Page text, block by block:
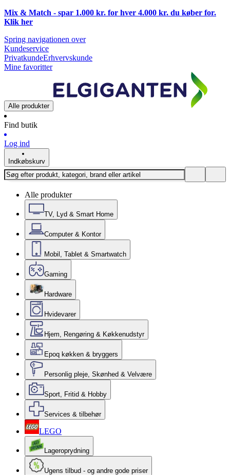
Mix & Match - spar 1.000 kr. for hver 4.000 kr. du køber for.
Klik her
Spring navigationen over
Kundeservice
PrivatkundeErhvervskunde
Mine favoritter
Alle produkter
Find butik
Log ind
Indkøbskurv
Alle produkter
TV, Lyd & Smart Home
Computer & Kontor
Mobil, Tablet & Smartwatch
Gaming
Hardware
Hvidevarer
Hjem, Rengøring & Køkkenudstyr
Epoq køkken & bryggers
Personlig pleje, Skønhed & Velvære
Sport, Fritid & Hobby
Services & tilbehør
LEGO
Lageroprydning
Ugens tilbud - og andre gode priser